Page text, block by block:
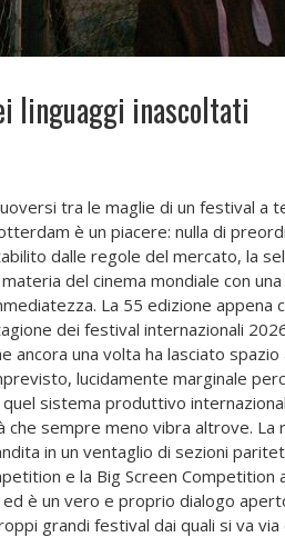
linguaggi inascoltati
tra le maglie di un festival a
è un piacere: nulla di
dalle regole del mercato, la
del cinema mondiale con
La 55 edizione appena
dei festival internazionali
ancora una volta ha lasciato spazio
lucidamente marginale
quel sistema produttivo
sempre meno vibra altrove. La
in un ventaglio di sezioni
e la Big Screen
è un vero e proprio dialogo
grandi festival dai quali si va via